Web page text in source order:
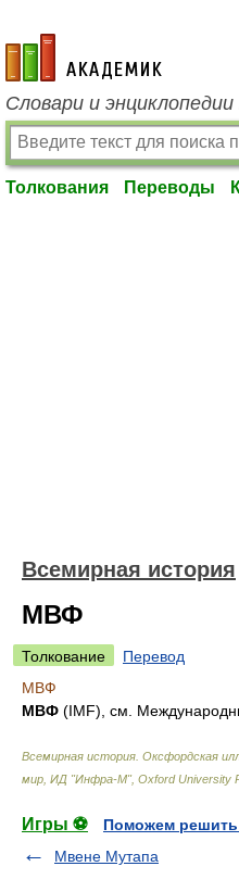
academic.ru
Словари и
Толкования Переводы
Всемирная история
МВФ
Толкование
Перевод
МВФ
МВФ (IMF), см.
Всемирная история. Оксфордская
мир, ИД "Инфра-М", Oxford University
Игры ⚽
Поможем решить
Мвене Мутапа